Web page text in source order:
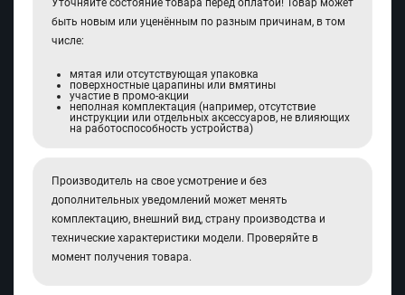
Уточняйте состояние товара перед оплатой! Товар может
быть новым или уценённым по разным причинам, в том
числе:
мятая или отсутствующая упаковка
поверхностные царапины или вмятины
участие в промо-акции
неполная комплектация (например, отсутствие
инструкции или отдельных аксессуаров, не влияющих
на работоспособность устройства)
Производитель на свое усмотрение и без
дополнительных уведомлений может менять
комплектацию, внешний вид, страну производства и
технические характеристики модели. Проверяйте в
момент получения товара.